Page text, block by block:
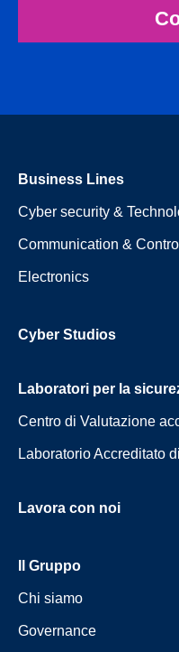
Business Lines
Cyber security &
Communication &
Electronics
Cyber Studios
Laboratori per la
Centro di Valutazione
Laboratorio Accreditato
Lavora con noi
Il Gruppo
Chi siamo
Governance